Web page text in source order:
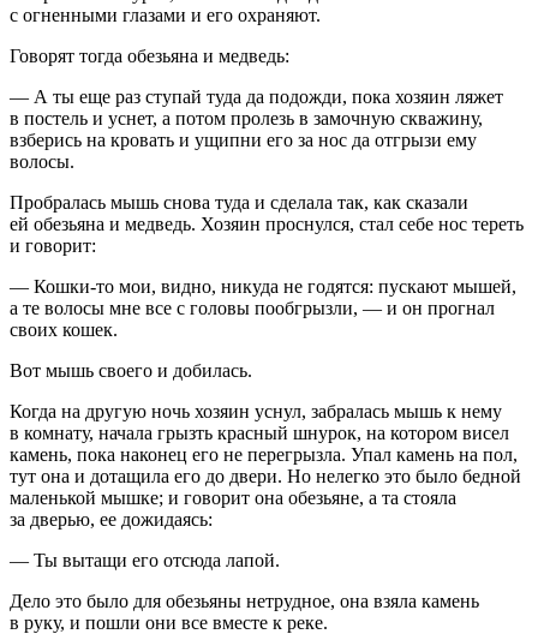
с огненными глазами и его охраняют.
Говорят тогда обезьяна и медведь:
— А ты еще раз ступай туда да подожди, пока хозяин ляжет
в постель и уснет, а потом пролезь в замочную скважину,
взберись на кровать и ущипни его за нос да отгрызи ему
волосы.
Пробралась мышь снова туда и сделала так, как сказали
ей обезьяна и медведь. Хозяин проснулся, стал себе нос тереть
и говорит:
— Кошки-то мои, видно, никуда не годятся: пускают мышей,
а те волосы мне все с головы пообгрызли, — и он прогнал
своих кошек.
Вот мышь своего и добилась.
Когда на другую ночь хозяин уснул, забралась мышь к нему
в комнату, начала грызть красный шнурок, на котором висел
камень, пока наконец его не перегрызла. Упал камень на пол,
тут она и дотащила его до двери. Но нелегко это было бедной
маленькой мышке; и говорит она обезьяне, а та стояла
за дверью, ее дожидаясь:
— Ты вытащи его отсюда лапой.
Дело это было для обезьяны нетрудное, она взяла камень
в руку, и пошли они все вместе к реке.